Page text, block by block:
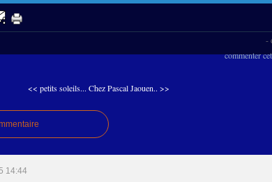
-
commenter
<< petits soleils... Chez Pascal Jaouen.. >>
14:44